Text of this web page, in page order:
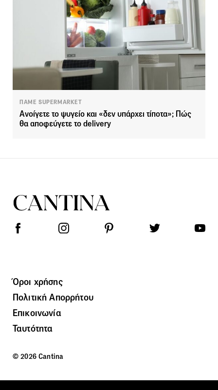
ΠΑΜΕ SUPERMARKET
Ανοίγετε το ψυγείο και «δεν υπάρχει τίποτα»; Πώς
θα αποφεύγετε το delivery
Όροι χρήσης
Πολιτική Απορρήτου
Επικοινωνία
Ταυτότητα
© 2026 Cantina